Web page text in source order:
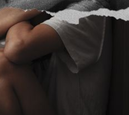
Découvrir
l'UNSA